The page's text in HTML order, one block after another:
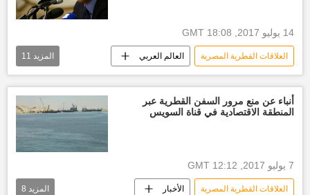
أخبار الإمارات العربية المتحدة
البحرين
14 يوليو 2017, 18:08 GMT
العلاقات القطرية المصرية العالم العربي
الأخبار أخبار قطر اليوم
وزارة الخارجية المصرية
وزارة الخارجية القطرية هجمات إرهابية
أخبار مصر الآن
المزيد 11
أنباء عن منع مرور السفن القطرية عبر
المنطقة الاقتصادية في قناة السويس
7 يوليو 2017, 12:12 GMT
العلاقات القطرية المصرية الأخبار المزيد 8